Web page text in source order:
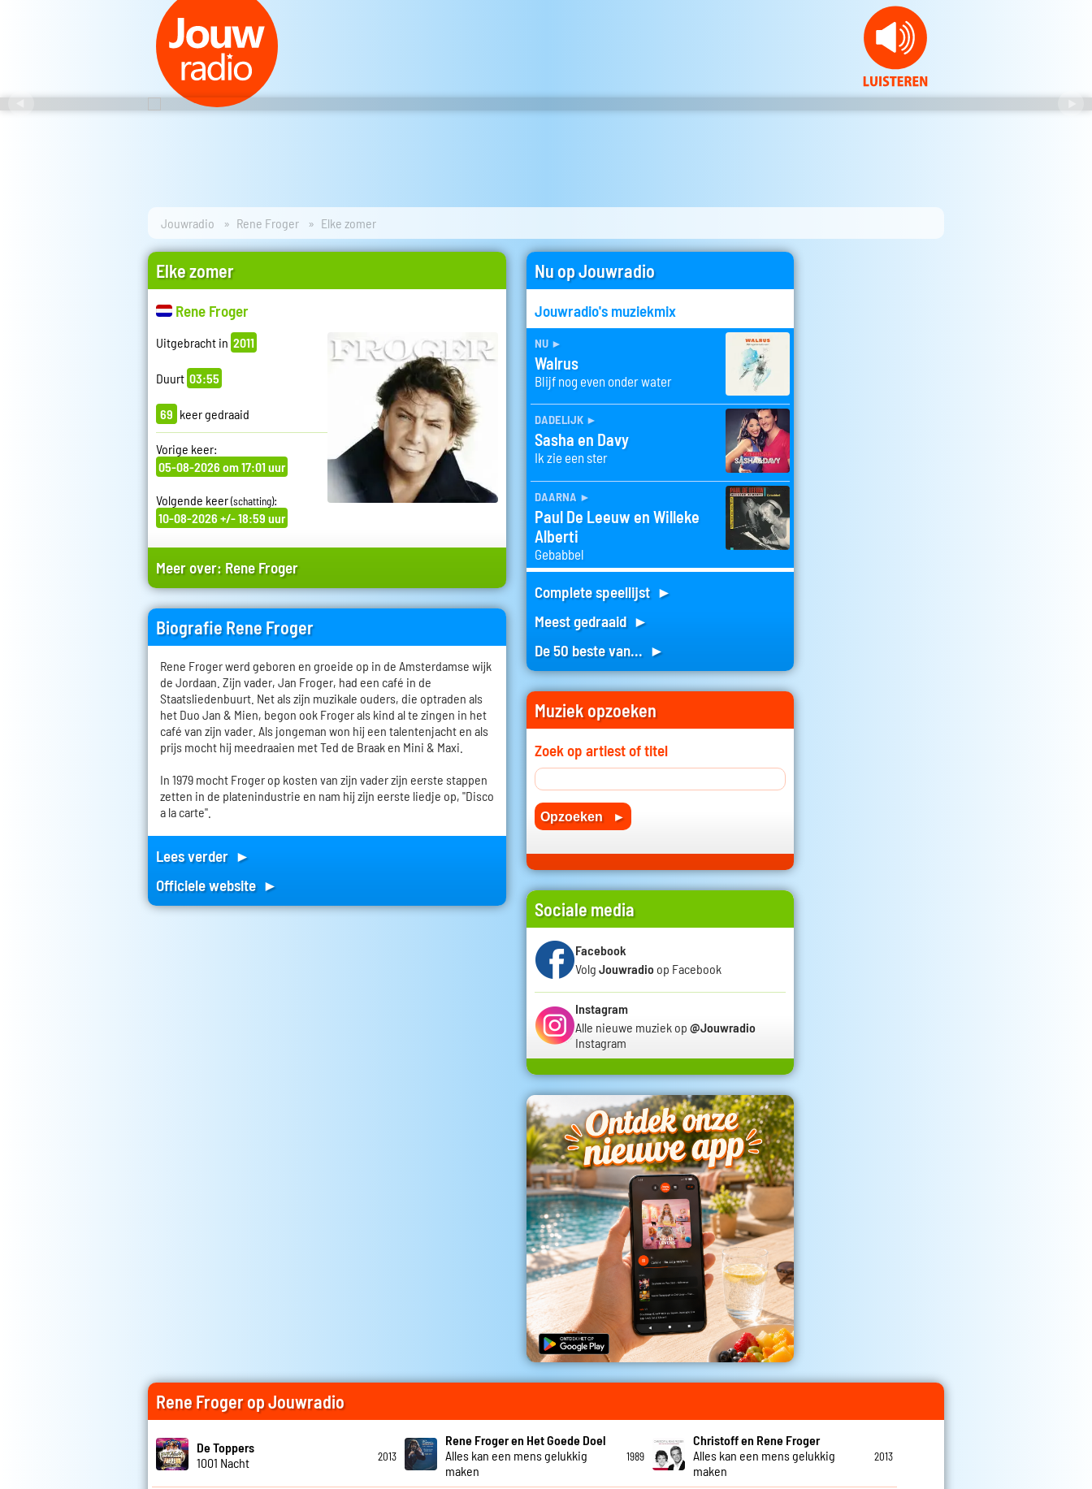
Jouwradio Rene Froger Elke zomer
Elke zomer
Rene Froger
Uitgebracht in 2011
Duurt 03:55
69 keer gedraaid
Vorige keer:
05-08-2026 om 17:01 uur
Volgende keer(schatting):
10-08-2026 +/- 18:59 uur
Meer over: Rene Froger
Biografie Rene Froger
Rene Froger werd geboren en groeide op in de Amsterdamse wijk
de Jordaan. Zijn vader, Jan Froger, had een café in de
Staatsliedenbuurt. Net als zijn muzikale ouders, die optraden als
het Duo Jan & Mien, begon ook Froger als kind al te zingen in het
café van zijn vader. Als jongeman won hij een talentenjacht en als
prijs mocht hij meedraaien met Ted de Braak en Mini & Maxi.
In 1979 mocht Froger op kosten van zijn vader zijn eerste stappen
zetten in de platenindustrie en nam hij zijn eerste liedje op, "Disco
a la carte".
Lees verder ►
Officiele website ►
Nu op Jouwradio
Jouwradio's muziekmix
nu ►
Walrus
Blijf nog even onder water
dadelijk ►
Sasha en Davy
Ik zie een ster
daarna ►
Paul De Leeuw en Willeke
Alberti
Gebabbel
Complete speellijst ►
Meest gedraaid ►
De 50 beste van... ►
Muziek opzoeken
Zoek op artiest of titel
Sociale media
Facebook
Volg Jouwradio op Facebook
Instagram
Alle nieuwe muziek op @Jouwradio
Instagram
Rene Froger op Jouwradio
De Toppers
1001 Nacht
2013
Rene Froger en Het Goede Doel
Alles kan een mens gelukkig
maken
1989
Christoff en Rene Froger
Alles kan een mens gelukkig
maken
2013